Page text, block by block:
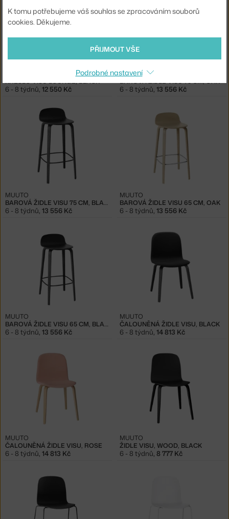
KŘESLO VISU LOUNGE, BLACK
6 - 8 týdnů, 12 550 Kč
BAROVÁ ŽIDLE VISU 75 CM, OAK
MUUTO
6 - 8 týdnů, 13 556 Kč
BAROVÁ ŽIDLE VISU 75 CM, BLACK
MUUTO
6 - 8 týdnů, 13 556 Kč
BAROVÁ ŽIDLE VISU 65 CM, OAK
MUUTO
6 - 8 týdnů, 13 556 Kč
BAROVÁ ŽIDLE VISU 65 CM, BLACK
MUUTO
6 - 8 týdnů, 13 556 Kč
ČALOUNĚNÁ ŽIDLE VISU, BLACK
MUUTO
6 - 8 týdnů, 14 813 Kč
ČALOUNĚNÁ ŽIDLE VISU, ROSE
MUUTO
6 - 8 týdnů, 14 813 Kč
ŽIDLE VISU, WOOD, BLACK
MUUTO
6 - 8 týdnů, 8 777 Kč
K tomu potřebujeme váš souhlas se zpracováním souborů
cookies. Děkujeme.
PŘIJMOUT VŠE
Podrobné nastavení